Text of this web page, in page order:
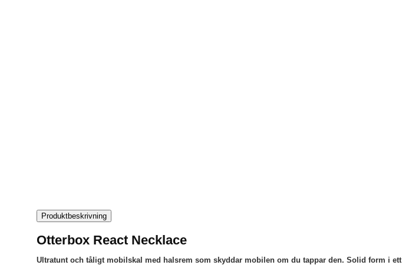
Produktbeskrivning
Otterbox React Necklace
Ultratunt och tåligt mobilskal med halsrem som skyddar mobilen om du tappar den. Solid form i ett